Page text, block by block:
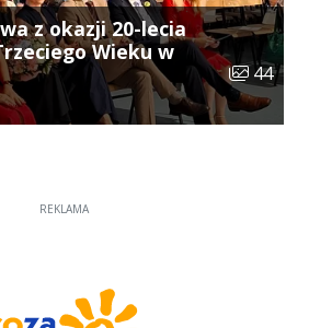
z okazji 20-lecia
Wieku w
Liczba
44
REKLAMA